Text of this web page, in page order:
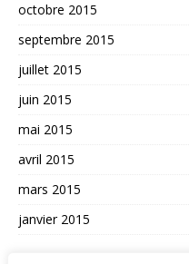
octobre 2015
septembre 2015
juillet 2015
juin 2015
mai 2015
avril 2015
mars 2015
janvier 2015